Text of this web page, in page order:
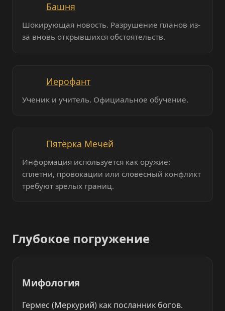
Башня
Шокирующая новость. Разрушение планов из-
за вновь открывшихся обстоятельств.
Иерофант
Ученик и учитель. Официальное обучение.
Пятёрка Мечей
Информация используется как оружие:
сплетни, провокации или словесный конфликт
требуют зрелых границ.
Глубокое погружение
Мифология
Гермес (Меркурий) как посланник богов.